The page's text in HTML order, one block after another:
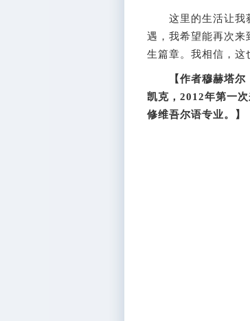
这里的生活让我获
遇，我希望能再次来
生篇章。我相信，这
【作者穆赫塔
凯克，2012年第一
修维吾尔语专业。】